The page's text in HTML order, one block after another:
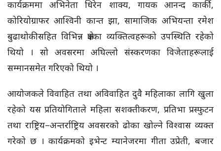
कार्यक्रममा अभिनेता धिरेन शाक्य, गायक आनन्द कार्की,
कोरियोग्राफर आश्विनी कान्त झा, सामाजिक अभियन्ता रमेश
बुढाथोकीसहित विभिन्न क्षेत्रका व्यक्तित्वहरूको उपस्थिति रहेको
थियो । सो अवसरमा अघिल्लो संस्करणका विजेताहरूलाई
सम्मानसमेत गरिएको थियो ।
आयोजकले विवाहित तथा अविवाहित दुवै महिलाका लागि खुला
रहेको यस प्रतियोगिताले महिला सशक्तीकरण, प्रतिभा प्रस्फुटन
तथा राष्ट्रिय–अन्तर्राष्ट्रिय अवसरको ढोका खोल्ने विश्वास व्यक्त
गरेको छ । कार्यक्रमको इभेन्ट म्यानेजरमा गीता उप्रेती, बजार